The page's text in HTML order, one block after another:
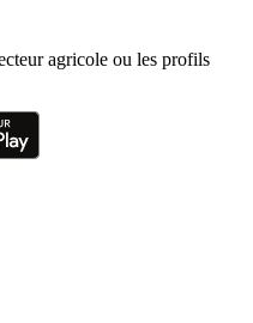
agricole ou les profils